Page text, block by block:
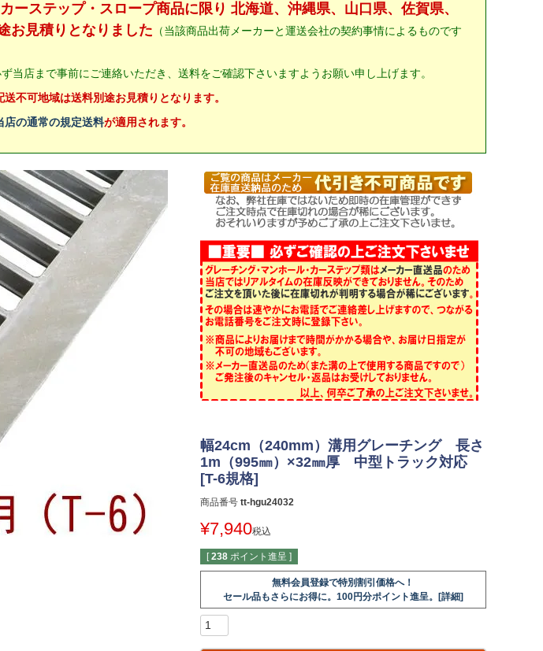
ーステップ・スロープ商品に限り 北海道、沖縄県、山口県、佐賀県、
お見積りとなりました （当該商品出荷メーカーと運送会社の契約事情によるものです
当店まで事前にご連絡いただき、送料をご確認下さいますようお願い申し上げます。
不可地域は送料別途お見積りとなります。
店の通常の規定送料が適用されます。
幅24cm（240mm）溝用グレーチング 長さ
1m（995㎜）×32㎜厚 中型トラック対応
[T-6規格]
商品番号 tt-hgu24032
¥7,940税込
[ 238 ポイント進呈 ]
無料会員登録で特別割引価格へ！
セール品もさらにお得に。100円分ポイント進呈。[詳細]